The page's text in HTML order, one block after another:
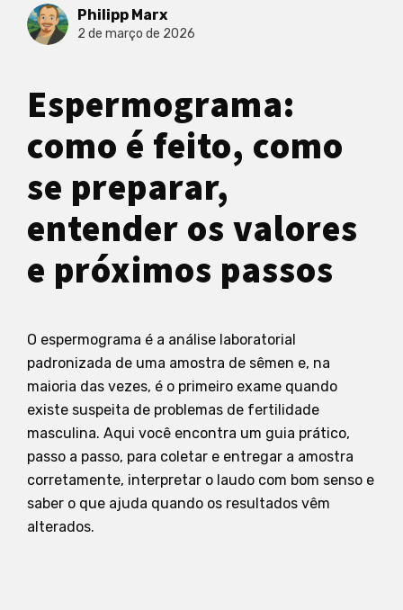
Philipp Marx
2 de março de 2026
Espermograma:
como é feito, como
se preparar,
entender os valores
e próximos passos
O espermograma é a análise laboratorial
padronizada de uma amostra de sêmen e, na
maioria das vezes, é o primeiro exame quando
existe suspeita de problemas de fertilidade
masculina. Aqui você encontra um guia prático,
passo a passo, para coletar e entregar a amostra
corretamente, interpretar o laudo com bom senso e
saber o que ajuda quando os resultados vêm
alterados.